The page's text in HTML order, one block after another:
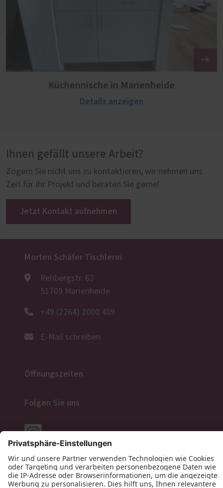
Küchennische in Marienheide
Details anzeigen
Ihnen gefällt unsere Arbeit?
Zögern Sie nicht uns zu kontaktieren, wir nehmen uns
Zeit für Ihr Projekt und beraten Sie gerne!
Jetzt Kontakt aufnehmen
Morten Schäfer Tischlerei
Rehbergstr. 63
51709 Marienheide
+49 (2264) 2000 409
E-Mail schreiben
Öffnungszeiten
Folgen Sie uns